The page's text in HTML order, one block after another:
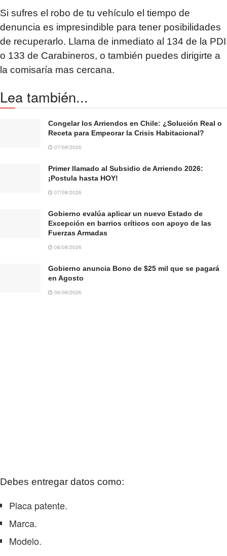
Si sufres el robo de tu vehículo el tiempo de
denuncia es impresindible para tener posibilidades
de recuperarlo. Llama de inmediato al 134 de la PDI
o 133 de Carabineros, o también puedes dirigirte a
la comisaría mas cercana.
Lea también...
Congelar los Arriendos en Chile: ¿Solución Real o
Receta para Empeorar la Crisis Habitacional?
07/08/2026
Primer llamado al Subsidio de Arriendo 2026:
¡Postula hasta HOY!
07/08/2026
Gobierno evalúa aplicar un nuevo Estado de
Excepción en barrios críticos con apoyo de las
Fuerzas Armadas
06/08/2026
Gobierno anuncia Bono de $25 mil que se pagará
en Agosto
06/08/2026
Debes entregar datos como:
Placa patente.
Marca.
Modelo.